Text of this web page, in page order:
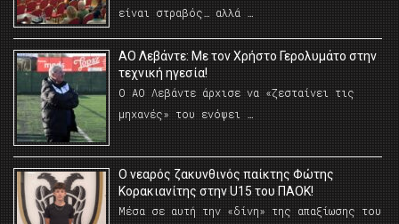
είναι στραβός… αλλά …
ΑΟ Λεβάντε: Με τον Χρήστο Γερολυμάτο στην
τεχνική ηγεσία!
Ο ΑΟ Λεβάντε άρχισε να «ζεσταίνει τις
μηχανές» του ενόψει …
O νεαρός ζακυνθινός παίκτης Φώτης
Κορακιανίτης στην U15 του ΠΑΟΚ!
Μέσα σε αυτή την «δίνη» της απαξίωσης του